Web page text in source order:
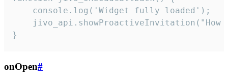
    console.log('Widget fully loaded');
jivo_api.showProactiveInvitation("How
}
onOpen#